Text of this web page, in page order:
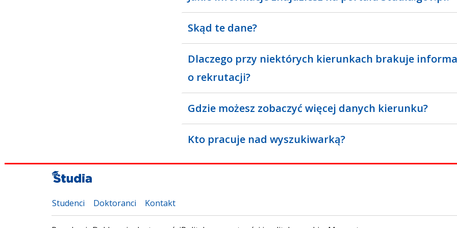
Skąd te dane?
Dlaczego przy niektórych kierunkach brakuje
o rekrutacji?
Gdzie możesz zobaczyć więcej danych kierunku?
Kto pracuje nad wyszukiwarką?
Studenci Doktoranci Kontakt